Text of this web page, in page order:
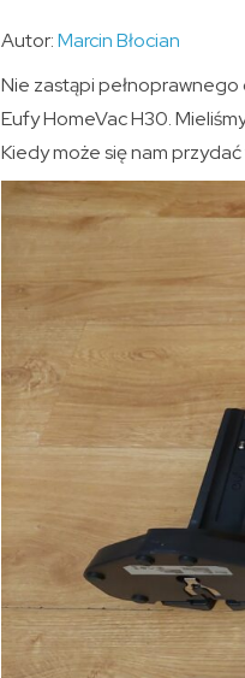
Autor:Marcin Błocian
Nie zastąpi pełnoprawnego
Eufy HomeVac H30.
Kiedy może się nam